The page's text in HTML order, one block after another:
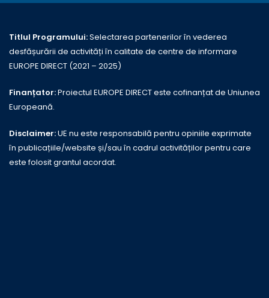
Titlul Programului:Selectarea partenerilor în vederea
desfășurării de activități în calitate de centre de informare
EUROPE DIRECT (2021 – 2025)
Finanțator:Proiectul EUROPE DIRECT este cofinanțat de Uniunea
Europeană.
Disclaimer:UE nu este responsabilă pentru opiniile exprimate
în publicațiile/website și/sau în cadrul activităților pentru care
este folosit grantul acordat.